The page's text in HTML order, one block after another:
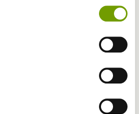
hvis din hund skal ud